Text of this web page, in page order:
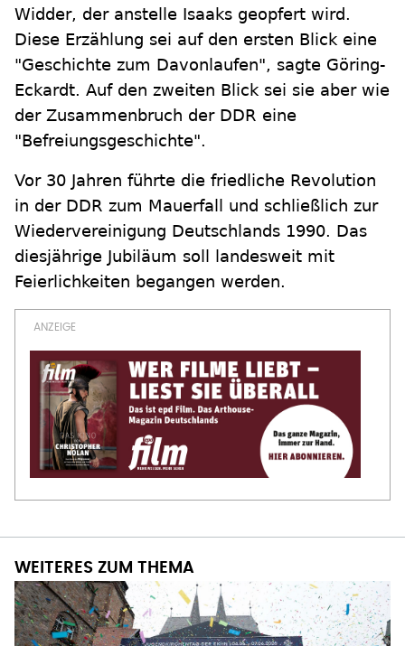
Widder, der anstelle Isaaks geopfert wird.
Diese Erzählung sei auf den ersten Blick eine
"Geschichte zum Davonlaufen", sagte Göring-
Eckardt. Auf den zweiten Blick sei sie aber wie
der Zusammenbruch der DDR eine
"Befreiungsgeschichte".
Vor 30 Jahren führte die friedliche Revolution
in der DDR zum Mauerfall und schließlich zur
Wiedervereinigung Deutschlands 1990. Das
diesjährige Jubiläum soll landesweit mit
Feierlichkeiten begangen werden.
WEITERES ZUM THEMA